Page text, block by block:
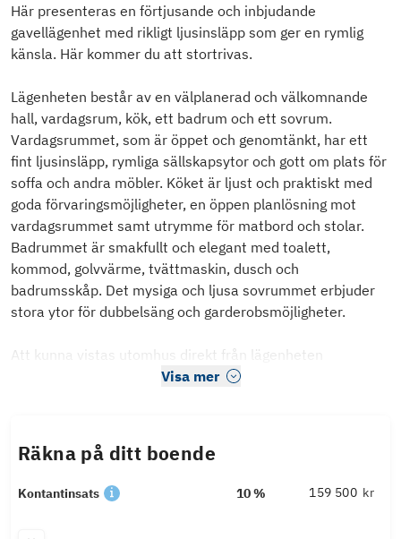
Här presenteras en förtjusande och inbjudande
gavellägenhet med rikligt ljusinsläpp som ger en rymlig
känsla. Här kommer du att stortrivas.
Lägenheten består av en välplanerad och välkomnande
hall, vardagsrum, kök, ett badrum och ett sovrum.
Vardagsrummet, som är öppet och genomtänkt, har ett
fint ljusinsläpp, rymliga sällskapsytor och gott om plats för
soffa och andra möbler. Köket är ljust och praktiskt med
goda förvaringsmöjligheter, en öppen planlösning mot
vardagsrummet samt utrymme för matbord och stolar.
Badrummet är smakfullt och elegant med toalett,
kommod, golvvärme, tvättmaskin, dusch och
badrumsskåp. Det mysiga och ljusa sovrummet erbjuder
stora ytor för dubbelsäng och garderobsmöjligheter.
Att kunna vistas utomhus direkt från lägenheten
Visa mer
Räkna på ditt boende
Kontantinsats 10 % kr